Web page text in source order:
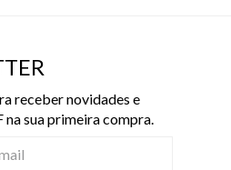
receber novidades e
na sua primeira compra.